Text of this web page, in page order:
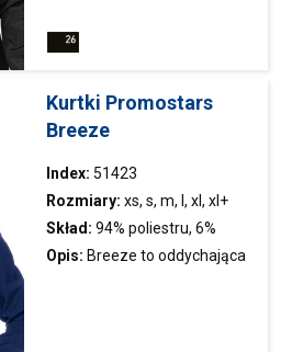
Kurtki Promostars
Breeze
Index: 51423
Rozmiary: xs, s, m, l, xl, xl+
Skład: 94% poliestru, 6%
elastanu; kolor 33: 100%
Opis: Breeze to oddychająca